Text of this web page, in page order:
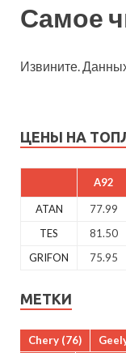
Самое
Извините.
ЦЕНЫ НА
A92
ATAN 77.99
TES
81.50
GRIFON
75.95
МЕТКИ
Chery (76)